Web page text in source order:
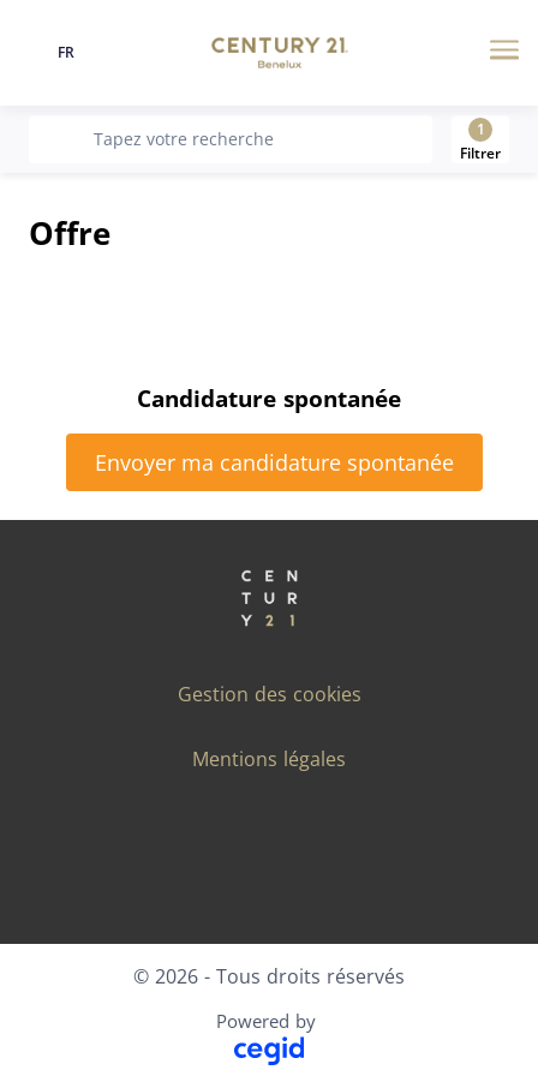
Langue
FR
recherche
Tapez votre recherche
1
Filtrer
Offre
Candidature spontanée
Envoyer ma candidature spontanée
Gestion des cookies
Mentions légales
© 2026 - Tous droits réservés
Powered by